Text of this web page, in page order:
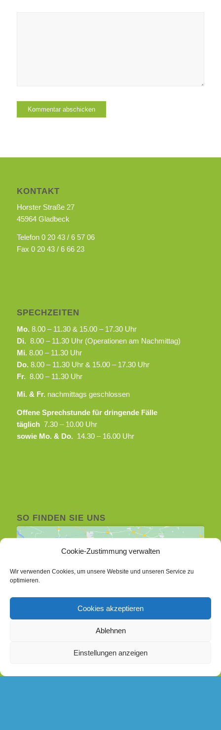
Cookie-Zustimmung verwalten
Wir verwenden Cookies, um unsere Website und unseren Service zu
optimieren.
Cookies akzeptieren
Ablehnen
Einstellungen anzeigen
KONTAKT
Horster Straße 27
45964 Gladbeck
Telefon 0 20 43 / 6 57 06
Fax 0 20 43 / 6 66 23
SPECHZEITEN
Mo.8.00 – 11.30 & 15.00 – 17.30 Uhr
Di.8.00 – 11.30 Uhr (Operationen am Nachmittag)
Mi.8.00 – 11.30 Uhr
Do.8.00 – 11.30 Uhr & 15.00 – 17.30 Uhr
Fr.8.00 – 11.30 Uhr
Mi. & Fr.nachmittags geschlossen
Offene Sprechstunde für dringende Fälle
täglich7.30 – 10.00 Uhr
sowie Mo. & Do.14.30 – 16.00 Uhr
SO FINDEN SIE UNS
akzeptieren und diesen Inhalt zu aktivieren